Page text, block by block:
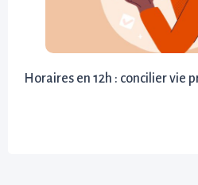
Horaires en 12h : concilier vie